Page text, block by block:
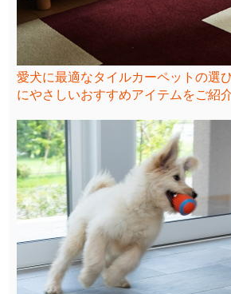
愛犬に最適なタイルカーペットの選
にやさしいおすすめアイテムをご紹